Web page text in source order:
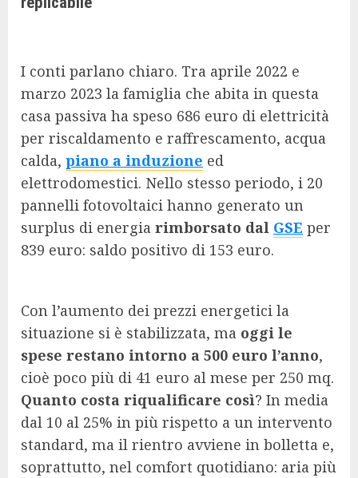
I conti parlano chiaro. Tra aprile 2022 e
marzo 2023 la famiglia che abita in questa
casa passiva ha speso 686 euro di elettricità
per riscaldamento e raffrescamento, acqua
calda, piano a induzione ed
elettrodomestici. Nello stesso periodo, i 20
pannelli fotovoltaici hanno generato un
surplus di energia rimborsato dal GSE per
839 euro: saldo positivo di 153 euro.
Con l’aumento dei prezzi energetici la
situazione si è stabilizzata, ma oggi le
spese restano intorno a 500 euro l’anno,
cioè poco più di 41 euro al mese per 250 mq.
Quanto costa riqualificare così? In media
dal 10 al 25% in più rispetto a un intervento
standard, ma il rientro avviene in bolletta e,
soprattutto, nel comfort quotidiano: aria più